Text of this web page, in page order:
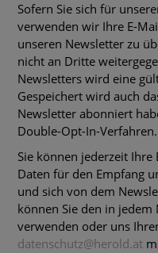
Sofern Sie sich für
verwenden wir Ihre E-
unseren Newsletter zu
nicht an Dritte
Newsletters wird eine
Gespeichert wird auch
Newsletter abonniert
Double-Opt-In-Verfahren.
Sie können jederzeit
Daten für den Empfang
und sich von dem
können Sie den in
verwenden oder uns
datenschutz@herold.at